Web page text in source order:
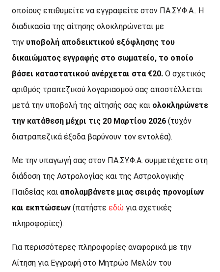
οποίους επιθυμείτε να εγγραφείτε στον ΠΑ.ΣΥ.Φ.Α.. Η
διαδικασία της αίτησης ολοκληρώνεται με
την υποβολή αποδεικτικού εξόφλησης του
δικαιώματος εγγραφής στο σωματείο, το οποίο
βάσει καταστατικού ανέρχεται στα €20. Ο σχετικός
αριθμός τραπεζικού λογαριασμού σας αποστέλλεται
μετά την υποβολή της αίτησής σας και ολοκληρώνετε
την κατάθεση μέχρι τις 20 Μαρτίου 2026 (τυχόν
διατραπεζικά έξοδα βαρύνουν τον εντολέα).
Με την υπαγωγή σας στον ΠΑ.ΣΥ.Φ.Α. συμμετέχετε στη
διάδοση της Αστρολογίας και της Αστρολογικής
Παιδείας και απολαμβάνετε μιας σειράς προνομίων
και εκπτώσεων (πατήστε εδώ για σχετικές
πληροφορίες).
Για περισσότερες πληροφορίες αναφορικά με την
Αίτηση για Εγγραφή στο Μητρώο Μελών του